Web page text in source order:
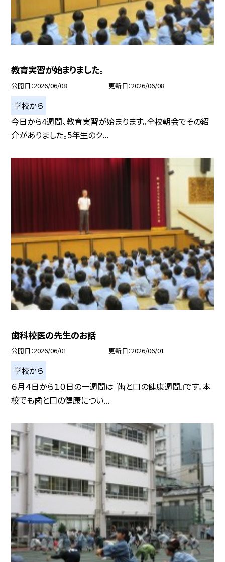
教育実習が始まりました。
公開日 2026/06/08 更新日 2026/06/08
学校から
今日から4週間、教育実習が始まります。全校朝会でその紹
介がありました。5年生のク...
歯科校医の先生のお話
公開日 2026/06/01 更新日 2026/06/01
学校から
６月４日から１０日の一週間は『歯と口の健康週間』です。本
校でも歯と口の健康につい...